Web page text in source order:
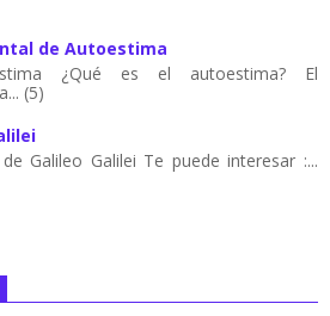
de Autoestima
¿Qué es el autoestima? El
(5)
Galileo Galilei Te puede interesar :...